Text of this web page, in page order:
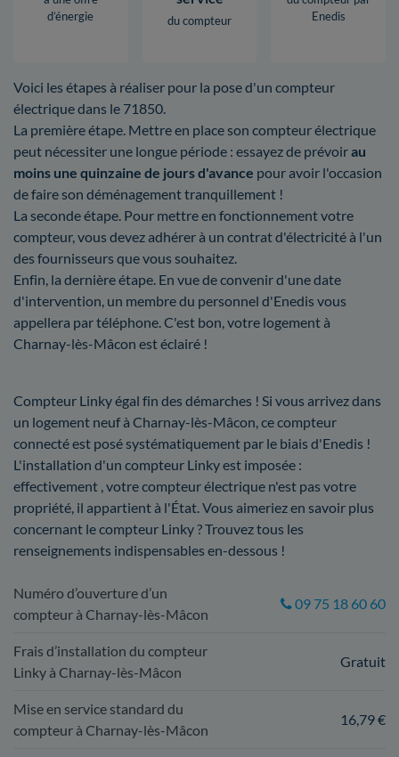
d’énergie
du compteur
Enedis
Voici les étapes à réaliser pour la pose d'un compteur
électrique dans le 71850.
La première étape. Mettre en place son compteur électrique
peut nécessiter une longue période : essayez de prévoirau
moins une quinzaine de jours d'avance pour avoir l'occasion
de faire son déménagement tranquillement !
La seconde étape. Pour mettre en fonctionnement votre
compteur, vous devez adhérer à un contrat d'électricité à l'un
des fournisseurs que vous souhaitez.
Enfin, la dernière étape. En vue de convenir d'une date
d'intervention, un membre du personnel d'Enedis vous
appellera par téléphone. C'est bon, votre logement à
Charnay-lès-Mâcon est éclairé !
Compteur Linky égal fin des démarches ! Si vous arrivez dans
un logement neuf à Charnay-lès-Mâcon, ce compteur
connecté est posé systématiquement par le biais d'Enedis !
L'installation d'un compteur Linky est imposée :
effectivement , votre compteur électrique n'est pas votre
propriété, il appartient à l'État. Vous aimeriez en savoir plus
concernant le compteur Linky ? Trouvez tous les
renseignements indispensables en-dessous !
Numéro d’ouverture d’un
compteur à Charnay-lès-Mâcon
09 75 18 60 60
Frais d’installation du compteur
Linky à Charnay-lès-Mâcon
Gratuit
Mise en service standard du
compteur à Charnay-lès-Mâcon
16,79 €